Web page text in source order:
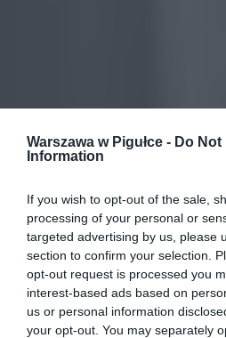
Warszawa w Pigułce - Do
Information
If you wish to opt-out of the sale,
processing of your personal or
targeted advertising by us, please
section to confirm your selection.
opt-out request is processed you
interest-based ads based on
us or personal information
your opt-out. You may separately